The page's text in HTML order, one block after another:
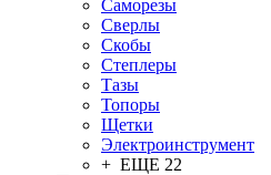
Саморезы
Сверлы
Скобы
Степлеры
Тазы
Топоры
Щетки
Электроинструмент
+ ЕЩЕ 22